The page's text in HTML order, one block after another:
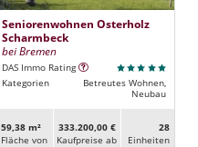
Seniorenwohnen Osterholz
Scharmbeck
bei Bremen
DAS Immo Rating
Kategorien
Betreutes Wohnen,
Neubau
59,38 m²
Fläche von
333.200,00 €
Kaufpreise ab
28
Ein­heiten